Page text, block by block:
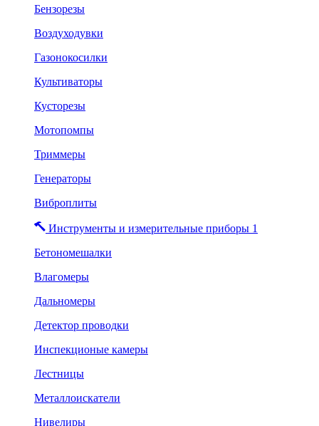
Бензорезы
Воздуходувки
Газонокосилки
Культиваторы
Кусторезы
Мотопомпы
Триммеры
Генераторы
Виброплиты
Инструменты и измерительные приборы 1
Бетономешалки
Влагомеры
Дальномеры
Детектор проводки
Инспекционые камеры
Лестницы
Металлоискатели
Нивелиры